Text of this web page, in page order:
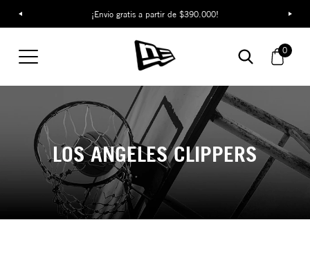
¡Envío gratis a partir de $390.000!
0
LOS ANGELES CLIPPERS